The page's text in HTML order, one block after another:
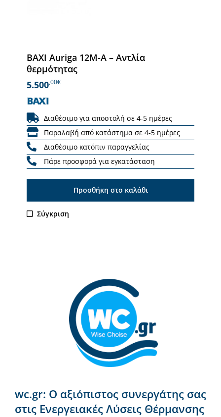
BAXI Auriga 12M-A – Αντλία
θερμότητας
5.500,00€
Διαθέσιμο για αποστολή σε 4-5 ημέρες
Παραλαβή από κατάστημα σε 4-5 ημέρες
Διαθέσιμο κατόπιν παραγγελίας
Πάρε προσφορά για εγκατάσταση
Προσθήκη στο καλάθι
Σύγκριση
wc.gr: Ο αξιόπιστος συνεργάτης σας
στις Ενεργειακές Λύσεις Θέρμανσης